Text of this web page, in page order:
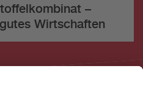
–
Wirtschaften